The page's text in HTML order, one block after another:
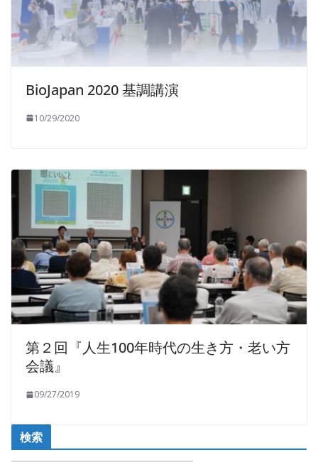
BioJapan 2020 基調講演
10/29/2020
第２回『人生100年時代の生き方・老い方
会議』
09/27/2019
検索